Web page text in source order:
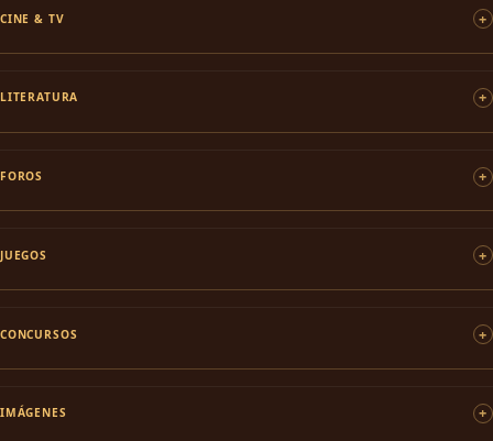
CINE & TV
LITERATURA
FOROS
JUEGOS
CONCURSOS
IMÁGENES